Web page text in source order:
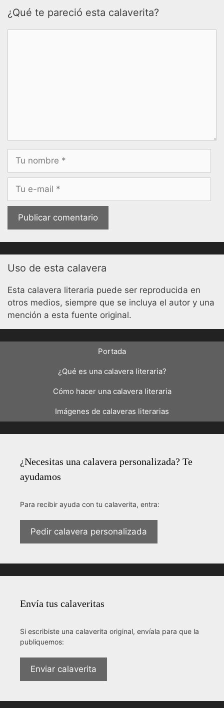
¿Qué te pareció esta calaverita?
Nombre
Correo
Uso de esta calavera
Esta calavera literaria puede ser reproducida en
otros medios, siempre que se incluya el autor y una
mención a esta fuente original.
Portada
¿Qué es una calavera literaria?
Cómo hacer una calavera literaria
Imágenes de calaveras literarias
¿Necesitas una calavera personalizada? Te
ayudamos
Para recibir ayuda con tu calaverita, entra:
Pedir calavera personalizada
Envía tus calaveritas
Si escribiste una calaverita original, envíala para que la
publiquemos:
Enviar calaverita